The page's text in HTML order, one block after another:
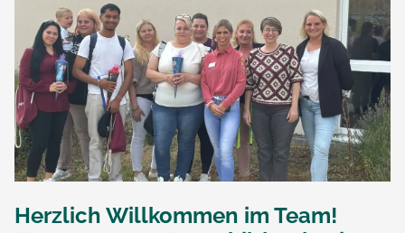
Herzlich Willkommen im Team!